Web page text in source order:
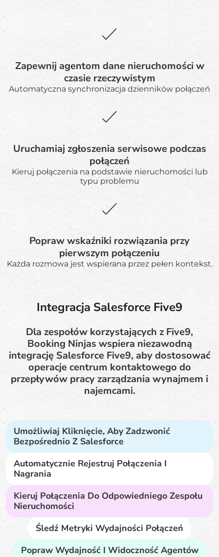
Zapewnij agentom dane nieruchomości w
czasie rzeczywistym
Automatyczna synchronizacja dzienników połączeń
Uruchamiaj zgłoszenia serwisowe podczas
połączeń
Kieruj połączenia na podstawie nieruchomości lub
typu problemu
Popraw wskaźniki rozwiązania przy
pierwszym połączeniu
Każda rozmowa jest wspierana przez pełen kontekst.
Integracja Salesforce Five9
Dla zespołów korzystających z Five9,
Booking Ninjas wspiera niezawodną
integrację Salesforce Five9, aby dostosować
operacje centrum kontaktowego do
przepływów pracy zarządzania wynajmem i
najemcami.
Umożliwiaj Kliknięcie, Aby Zadzwonić
Bezpośrednio Z Salesforce
Automatycznie Rejestruj Połączenia I
Nagrania
Kieruj Połączenia Do Odpowiedniego Zespołu
Nieruchomości
Śledź Metryki Wydajności Połączeń
Popraw Wydajność I Widoczność Agentów